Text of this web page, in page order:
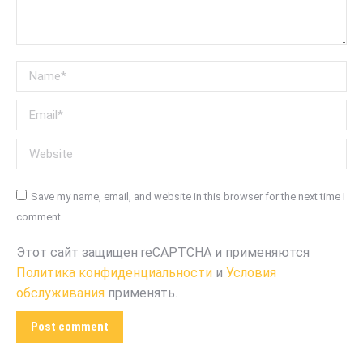
Name *
Email *
Website
Save my name, email, and website in this browser for the next time I
comment.
Этот сайт защищен reCAPTCHA и применяются
Политика конфиденциальности и Условия
обслуживания применять.
Post comment